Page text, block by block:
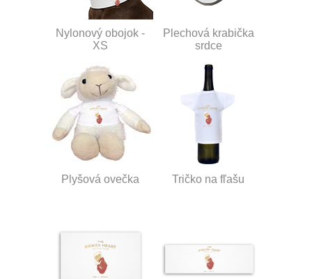
Nylonový obojok -
XS
Plechová krabička
srdce
Plyšová ovečka Tričko na fľašu